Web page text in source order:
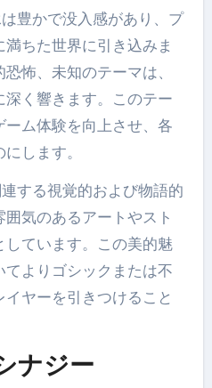
豊かで没入感があり、プ
ちた世界に引き込みま
怖、未知のテーマは、
く響きます。このテー
ム体験を向上させ、各
します。
する視覚的および物語的
気のあるアートやスト
ています。この美的魅
よりゴシックまたは不
ヤーを引きつけること
ナジー